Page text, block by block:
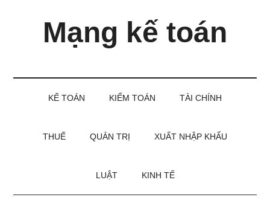
Mạng kế toán
KẾ TOÁN KIỂM TOÁN TÀI CHÍNH
THUẾ QUẢN TRỊ XUẤT NHẬP KHẨU
LUẬT KINH TẾ